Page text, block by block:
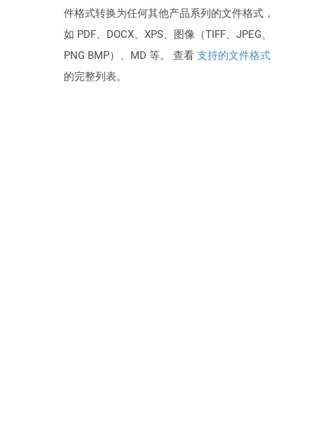
件格式转换为任何其他产品系列的文件格式，
如 PDF、DOCX、XPS、图像（TIFF、JPEG、
PNG BMP）、MD 等。 查看 支持的文件格式
的完整列表。